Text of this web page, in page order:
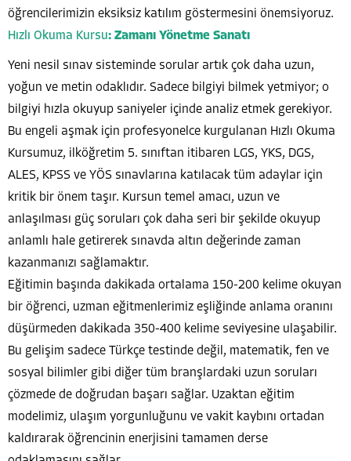
öğrencilerimizin eksiksiz katılım göstermesini önemsiyoruz.
Hızlı Okuma Kursu: Zamanı Yönetme Sanatı
Yeni nesil sınav sisteminde sorular artık çok daha uzun,
yoğun ve metin odaklıdır. Sadece bilgiyi bilmek yetmiyor; o
bilgiyi hızla okuyup saniyeler içinde analiz etmek gerekiyor.
Bu engeli aşmak için profesyonelce kurgulanan Hızlı Okuma
Kursumuz, ilköğretim 5. sınıftan itibaren LGS, YKS, DGS,
ALES, KPSS ve YÖS sınavlarına katılacak tüm adaylar için
kritik bir önem taşır. Kursun temel amacı, uzun ve
anlaşılması güç soruları çok daha seri bir şekilde okuyup
anlamlı hale getirerek sınavda altın değerinde zaman
kazanmanızı sağlamaktır.
Eğitimin başında dakikada ortalama 150-200 kelime okuyan
bir öğrenci, uzman eğitmenlerimiz eşliğinde anlama oranını
düşürmeden dakikada 350-400 kelime seviyesine ulaşabilir.
Bu gelişim sadece Türkçe testinde değil, matematik, fen ve
sosyal bilimler gibi diğer tüm branşlardaki uzun soruları
çözmede de doğrudan başarı sağlar. Uzaktan eğitim
modelimiz, ulaşım yorgunluğunu ve vakit kaybını ortadan
kaldırarak öğrencinin enerjisini tamamen derse